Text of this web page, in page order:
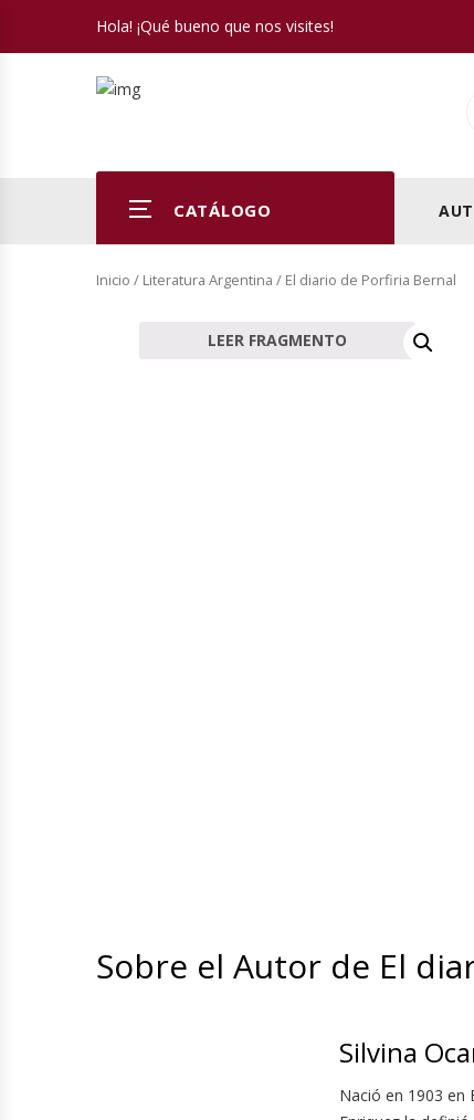
Hola! ¡Qué bueno que nos visites!
CATÁLOGO
Inicio / Literatura Argentina / El diario de Porfiria Bernal
LEER FRAGMENTO
Sobre el Autor de El
Silvina
Nació en 1903 en